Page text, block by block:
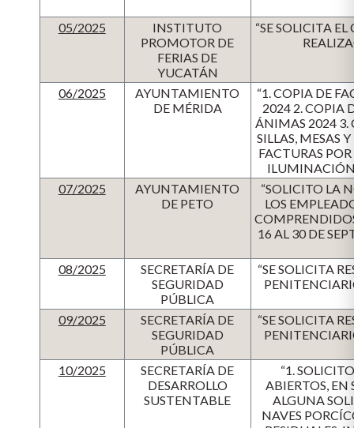
05/2025
INSTITUTO
PROMOTOR DE
FERIAS DE
YUCATÁN
“SE SOLICITA
06/2025
AYUNTAMIENTO
DE MÉRIDA
“1. COPIA DE
2024 2. COPIA
ÁNIMAS 2024 3.
SILLAS, MESAS
FACTURAS
07/2025
AYUNTAMIENTO
DE PETO
“SOLICITO LA
LOS
16 AL 30 DE
08/2025
SECRETARÍA DE
SEGURIDAD
PÚBLICA
“SE SOLICITA
09/2025
SECRETARÍA DE
SEGURIDAD
PÚBLICA
“SE SOLICITA
10/2025
SECRETARÍA DE
DESARROLLO
SUSTENTABLE
“1.
ABIERTOS, EN
ALGUNA
NAVES